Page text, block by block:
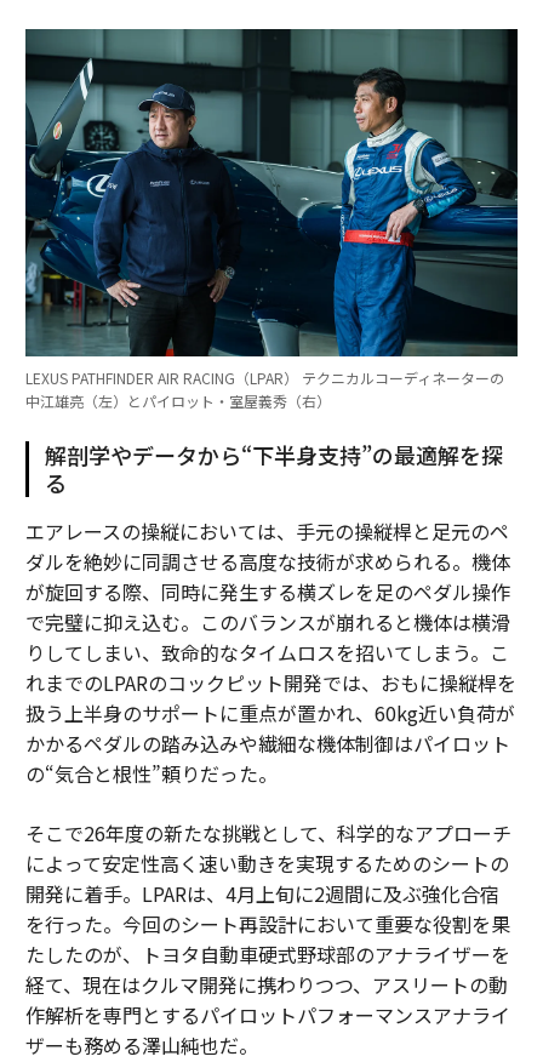
LEXUS PATHFINDER AIR RACING（LPAR） テクニカルコーディネーターの
中江雄亮（左）とパイロット・室屋義秀（右）
解剖学やデータから“下半身支持”の最適解を探
る
エアレースの操縦においては、手元の操縦桿と足元のペ
ダルを絶妙に同調させる高度な技術が求められる。機体
が旋回する際、同時に発生する横ズレを足のペダル操作
で完璧に抑え込む。このバランスが崩れると機体は横滑
りしてしまい、致命的なタイムロスを招いてしまう。こ
れまでのLPARのコックピット開発では、おもに操縦桿を
扱う上半身のサポートに重点が置かれ、60kg近い負荷が
かかるペダルの踏み込みや繊細な機体制御はパイロット
の“気合と根性”頼りだった。
そこで26年度の新たな挑戦として、科学的なアプローチ
によって安定性高く速い動きを実現するためのシートの
開発に着手。LPARは、4月上旬に2週間に及ぶ強化合宿
を行った。今回のシート再設計において重要な役割を果
たしたのが、トヨタ自動車硬式野球部のアナライザーを
経て、現在はクルマ開発に携わりつつ、アスリートの動
作解析を専門とするパイロットパフォーマンスアナライ
ザーも務める澤山純也だ。